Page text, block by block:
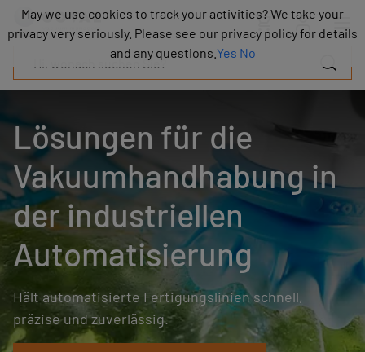
Lösungen für die
Vakuumhandhabung in
der industriellen
Automatisierung
Hält automatisierte Fertigungslinien schnell,
präzise und zuverlässig.
Produkte
Industrien
Ressourcen
Über
Blog
Karriere
Partner
Vertriebskontakt
Kontakt
May we use cookies to track your activities? We take your
privacy very seriously. Please see our privacy policy for details
and any questions. Yes No
May we use cookies to track your activities? We take your
privacy very seriously. Please see our privacy policy for details
and any questions. Yes No